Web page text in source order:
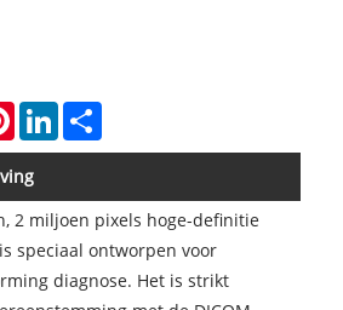
PinterestLinkedIn
2 miljoen pixels hoge-definitie
speciaal ontworpen voor
diagnose. Het is strikt